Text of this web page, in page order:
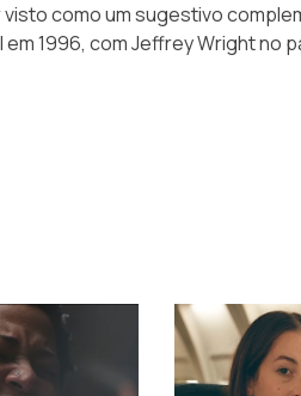
como um sugestivo
em 1996, com Jeffrey Wright no